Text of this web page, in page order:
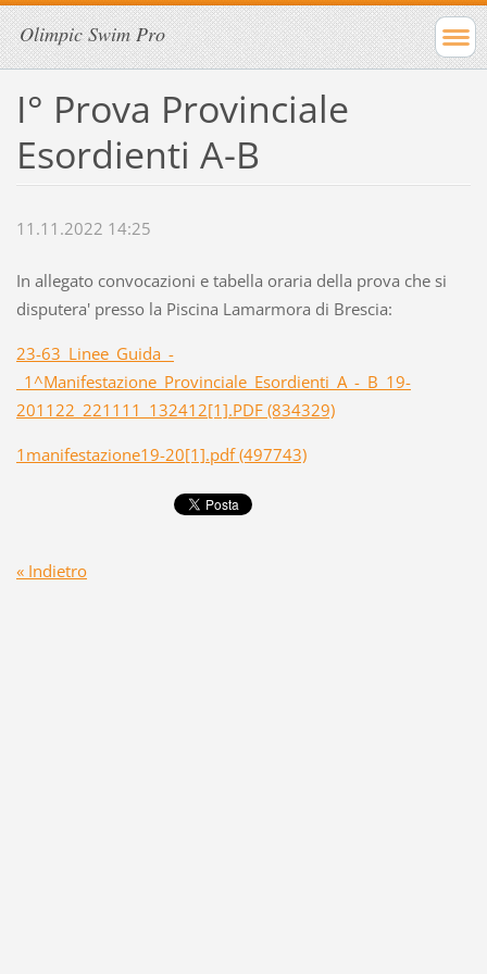
Olimpic Swim Pro
I° Prova Provinciale
Esordienti A-B
11.11.2022 14:25
In allegato convocazioni e tabella oraria della prova che si
disputera' presso la Piscina Lamarmora di Brescia:
23-63_Linee_Guida_-
_1^Manifestazione_Provinciale_Esordienti_A_-_B_19-
201122_221111_132412[1].PDF (834329)
1manifestazione19-20[1].pdf (497743)
« Indietro